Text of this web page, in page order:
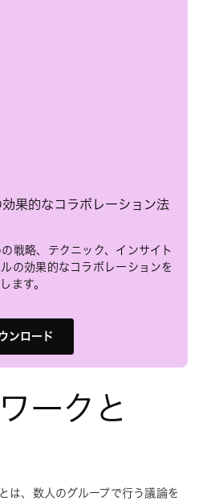
果的なコラボレーション法
戦略、テクニック、インサイト
の効果的なコラボレーションを
ます。
ンロード
ークと
は、数人のグループで行う議論を